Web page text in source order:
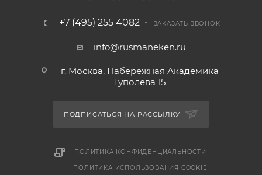
+7 (495) 255 4082 ЗАКАЗАТЬ ЗВОНОК
info@rusmaneken.ru
г. Москва, Набережная Академика
Туполева 15
ПОДПИСАТЬСЯ НА РАССЫЛКУ
ПОЛИТИКА КОНФИДЕНЦИАЛЬНОСТИ
ПОЛИТИКА ИСПОЛЬЗОВАНИЯ COOKIE